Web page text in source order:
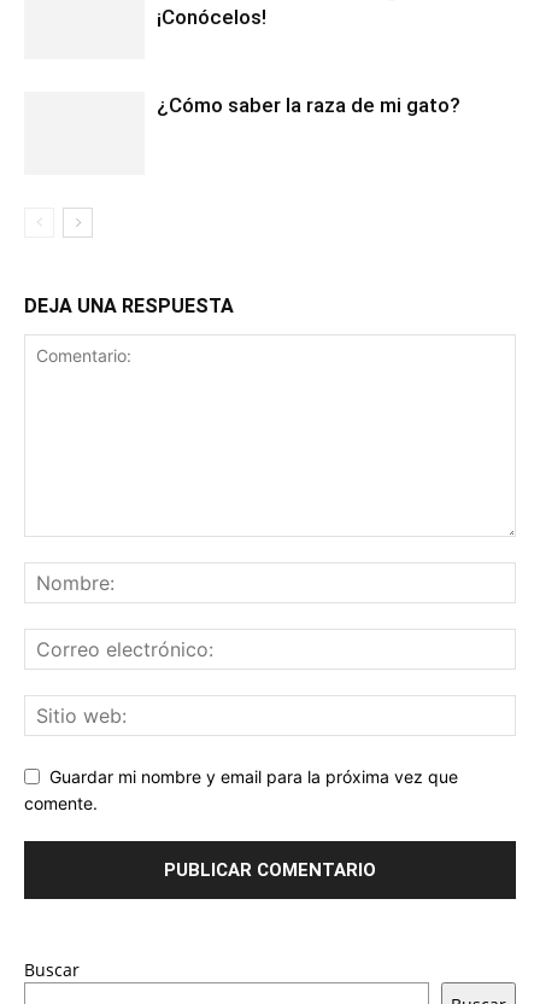
¡Conócelos!
¿Cómo saber la raza de mi gato?
DEJA UNA RESPUESTA
Guardar mi nombre y email para la próxima vez que
comente.
Buscar